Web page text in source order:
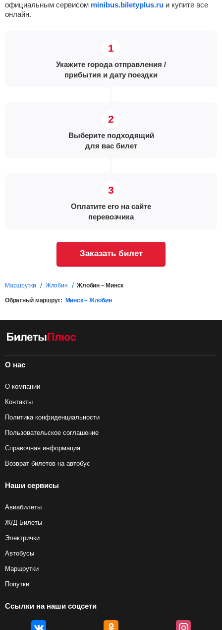
официальным сервисом minibus.biletyplus.ru и купите все
онлайн.
Укажите города отправления /
прибытия и дату поездки
Выберите подходящий
для вас билет
Оплатите его на сайте
перевозчика
Заказать билет
Маршрутки Жлобин Жлобин – Минск
Обратный маршрут: Минск – Жлобин
О нас
О компании
Контакты
Политика конфиденциальности
Пользовательское соглашение
Справочная информация
Возврат билетов на автобус
Наши сервисы
Авиабилеты
Ж/Д Билеты
Электрички
Автобусы
Маршрутки
Попутки
Ссылки на наши соцсети